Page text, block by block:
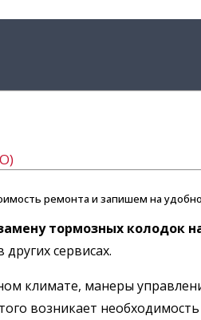
ремонта и запишем на
тормозных колодок
сервисах.
климате, манеры
возникает